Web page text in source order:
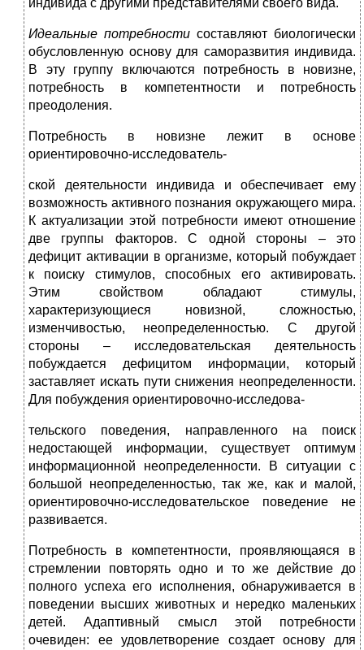
индивида с другими представителями своего вида.
Идеальные потребности составляют биологически
обусловленную основу для саморазвития индивида.
В эту группу включаются потребность в новизне,
потребность в компетентности и потребность
преодоления.
Потребность в новизне лежит в основе
ориентировочно-исследователь-
ской деятельности индивида и обеспечивает ему
возможность активного познания окружающего мира.
К актуализации этой потребности имеют отношение
две группы факторов. С одной стороны – это
дефицит активации в организме, который побуждает
к поиску стимулов, способных его активировать.
Этим свойством обладают стимулы,
характеризующиеся новизной, сложностью,
изменчивостью, неопределенностью. С другой
стороны – исследовательская деятельность
побуждается дефицитом информации, который
заставляет искать пути снижения неопределенности.
Для побуждения ориентировочно-исследова-
тельского поведения, направленного на поиск
недостающей информации, существует оптимум
информационной неопределенности. В ситуации с
большой неопределенностью, так же, как и малой,
ориентировочно-исследовательское поведение не
развивается.
Потребность в компетентности, проявляющаяся в
стремлении повторять одно и то же действие до
полного успеха его исполнения, обнаруживается в
поведении высших животных и нередко маленьких
детей. Адаптивный смысл этой потребности
очевиден: ее удовлетворение создает основу для